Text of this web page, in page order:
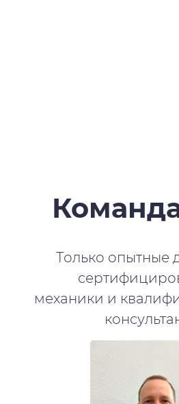
Только опытные
механики и